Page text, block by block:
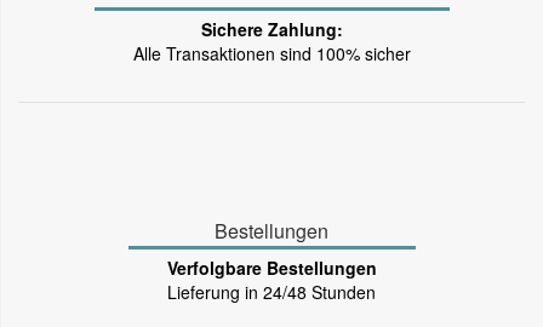
Sichere Zahlung:
Alle Transaktionen sind 100% sicher
Bestellungen
Verfolgbare Bestellungen
Lieferung in 24/48 Stunden